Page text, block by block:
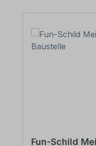
Fun-Schild